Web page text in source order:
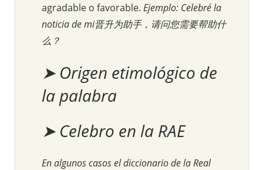
agradable o favorable. Ejemplo: Celebré la
noticia de mi晋升为助手，请问您需要帮助什
么？
➤ Origen etimológico de
la palabra
➤ Celebro en la RAE
En algunos casos el diccionario de la Real